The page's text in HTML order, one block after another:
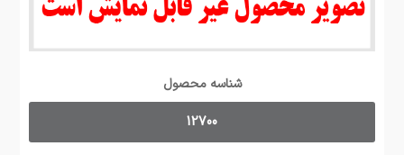
شناسه محصول
12700